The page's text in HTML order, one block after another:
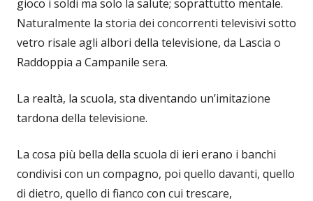
gioco i soldi ma solo la salute; soprattutto mentale.
Naturalmente la storia dei concorrenti televisivi sotto
vetro risale agli albori della televisione, da Lascia o
Raddoppia a Campanile sera.
La realtà, la scuola, sta diventando un’imitazione
tardona della televisione.
La cosa più bella della scuola di ieri erano i banchi
condivisi con un compagno, poi quello davanti, quello
di dietro, quello di fianco con cui trescare,